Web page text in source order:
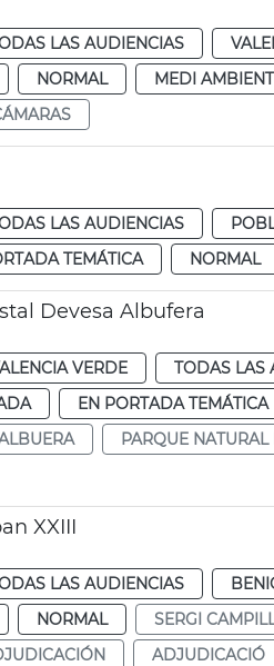
LAS AUDIENCIAS
NORMAL MEDI
LAS AUDIENCIAS
TEMÁTICA NORMAL
Devesa Albufera
VERDE TODAS LAS
EN PORTADA TEMÁTICA
PARQUE
XXIII
LAS AUDIENCIAS
NORMAL SERGI
ADJUDICACIÓ